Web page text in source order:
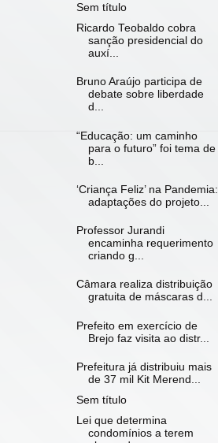
Sem título
Ricardo Teobaldo cobra
sanção presidencial do
auxí...
Bruno Araújo participa de
debate sobre liberdade
d...
“Educação: um caminho
para o futuro” foi tema de
b...
‘Criança Feliz’ na Pandemia:
adaptações do projeto...
Professor Jurandi
encaminha requerimento
criando g...
Câmara realiza distribuição
gratuita de máscaras d...
Prefeito em exercício de
Brejo faz visita ao distr...
Prefeitura já distribuiu mais
de 37 mil Kit Merend...
Sem título
Lei que determina
condomínios a terem